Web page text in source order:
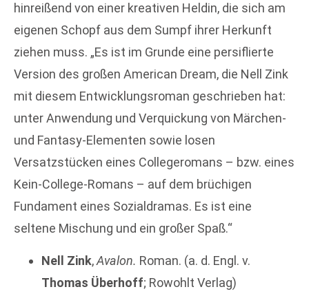
hinreißend von einer kreativen Heldin, die sich am
eigenen Schopf aus dem Sumpf ihrer Herkunft
ziehen muss. „Es ist im Grunde eine persiflierte
Version des großen American Dream, die Nell Zink
mit diesem Entwicklungsroman geschrieben hat:
unter Anwendung und Verquickung von Märchen-
und Fantasy-Elementen sowie losen
Versatzstücken eines Collegeromans – bzw. eines
Kein-College-Romans – auf dem brüchigen
Fundament eines Sozialdramas. Es ist eine
seltene Mischung und ein großer Spaß.“
Nell Zink,Avalon. Roman. (a. d. Engl. v.
Thomas Überhoff; Rowohlt Verlag)